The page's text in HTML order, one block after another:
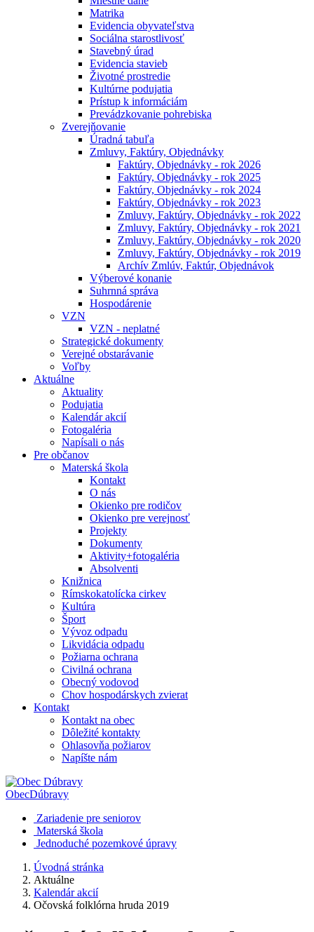
Matrika
Evidencia obyvateľstva
Sociálna starostlivosť
Stavebný úrad
Evidencia stavieb
Životné prostredie
Kultúrne podujatia
Prístup k informáciám
Prevádzkovanie pohrebiska
Zverejňovanie
Úradná tabuľa
Zmluvy, Faktúry, Objednávky
Faktúry, Objednávky - rok 2026
Faktúry, Objednávky - rok 2025
Faktúry, Objednávky - rok 2024
Faktúry, Objednávky - rok 2023
Zmluvy, Faktúry, Objednávky - rok 2022
Zmluvy, Faktúry, Objednávky - rok 2021
Zmluvy, Faktúry, Objednávky - rok 2020
Zmluvy, Faktúry, Objednávky - rok 2019
Archív Zmlúv, Faktúr, Objednávok
Výberové konanie
Suhrnná správa
Hospodárenie
VZN
VZN - neplatné
Strategické dokumenty
Verejné obstarávanie
Voľby
Aktuálne
Aktuality
Podujatia
Kalendár akcií
Fotogaléria
Napísali o nás
Pre občanov
Materská škola
Kontakt
O nás
Okienko pre rodičov
Okienko pre verejnosť
Projekty
Dokumenty
Aktivity+fotogaléria
Absolventi
Knižnica
Rímskokatolícka cirkev
Kultúra
Šport
Vývoz odpadu
Likvidácia odpadu
Požiarna ochrana
Civilná ochrana
Obecný vodovod
Chov hospodárskych zvierat
Kontakt
Kontakt na obec
Dôležité kontakty
Ohlasovňa požiarov
Napíšte nám
ObecDúbravy
Zariadenie pre seniorov
Materská škola
Jednoduché pozemkové úpravy
Úvodná stránka
Aktuálne
Kalendár akcií
Očovská folklórna hruda 2019